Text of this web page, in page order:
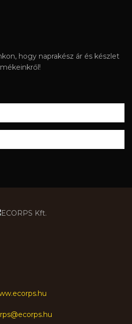
hogy naprakész ár és készlet